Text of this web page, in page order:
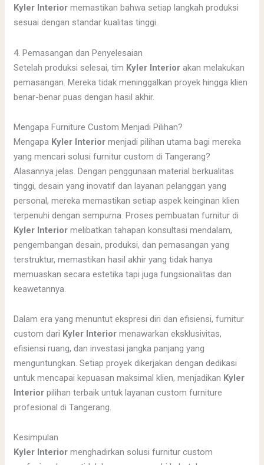
Kyler Interior memastikan bahwa setiap langkah produksi
sesuai dengan standar kualitas tinggi.
4. Pemasangan dan Penyelesaian
Setelah produksi selesai, tim Kyler Interior akan melakukan
pemasangan. Mereka tidak meninggalkan proyek hingga klien
benar-benar puas dengan hasil akhir.
Mengapa Furniture Custom Menjadi Pilihan?
Mengapa Kyler Interior menjadi pilihan utama bagi mereka
yang mencari solusi furnitur custom di Tangerang?
Alasannya jelas. Dengan penggunaan material berkualitas
tinggi, desain yang inovatif dan layanan pelanggan yang
personal, mereka memastikan setiap aspek keinginan klien
terpenuhi dengan sempurna. Proses pembuatan furnitur di
Kyler Interior melibatkan tahapan konsultasi mendalam,
pengembangan desain, produksi, dan pemasangan yang
terstruktur, memastikan hasil akhir yang tidak hanya
memuaskan secara estetika tapi juga fungsionalitas dan
keawetannya.
Dalam era yang menuntut ekspresi diri dan efisiensi, furnitur
custom dari Kyler Interior menawarkan eksklusivitas,
efisiensi ruang, dan investasi jangka panjang yang
menguntungkan. Setiap proyek dikerjakan dengan dedikasi
untuk mencapai kepuasan maksimal klien, menjadikan Kyler
Interior pilihan terbaik untuk layanan custom furniture
profesional di Tangerang.
Kesimpulan
Kyler Interior menghadirkan solusi furnitur custom